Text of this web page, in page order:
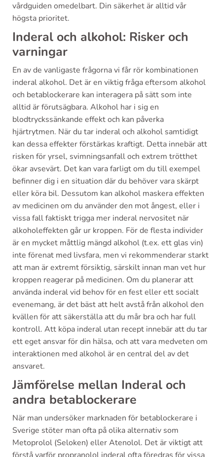
vårdguiden omedelbart. Din säkerhet är alltid vår
högsta prioritet.
Inderal och alkohol: Risker och
varningar
En av de vanligaste frågorna vi får rör kombinationen
inderal alkohol. Det är en viktig fråga eftersom alkohol
och betablockerare kan interagera på sätt som inte
alltid är förutsägbara. Alkohol har i sig en
blodtryckssänkande effekt och kan påverka
hjärtrytmen. När du tar inderal och alkohol samtidigt
kan dessa effekter förstärkas kraftigt. Detta innebär att
risken för yrsel, svimningsanfall och extrem trötthet
ökar avsevärt. Det kan vara farligt om du till exempel
befinner dig i en situation där du behöver vara skärpt
eller köra bil. Dessutom kan alkohol maskera effekten
av medicinen om du använder den mot ångest, eller i
vissa fall faktiskt trigga mer inderal nervositet när
alkoholeffekten går ur kroppen. För de flesta individer
är en mycket måttlig mängd alkohol (t.ex. ett glas vin)
inte förenat med livsfara, men vi rekommenderar starkt
att man är extremt försiktig, särskilt innan man vet hur
kroppen reagerar på medicinen. Om du planerar att
använda inderal vid behov för en fest eller ett socialt
evenemang, är det bäst att helt avstå från alkohol den
kvällen för att säkerställa att du mår bra och har full
kontroll. Att köpa inderal utan recept innebär att du tar
ett eget ansvar för din hälsa, och att vara medveten om
interaktionen med alkohol är en central del av det
ansvaret.
Jämförelse mellan Inderal och
andra betablockerare
När man undersöker marknaden för betablockerare i
Sverige stöter man ofta på olika alternativ som
Metoprolol (Seloken) eller Atenolol. Det är viktigt att